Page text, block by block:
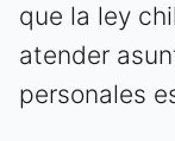
que la ley
atender
personales